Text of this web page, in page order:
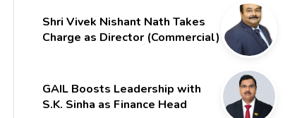
Shri Vivek Nishant Nath Takes
Charge as Director (Commercial)
GAIL Boosts Leadership with
S.K. Sinha as Finance Head